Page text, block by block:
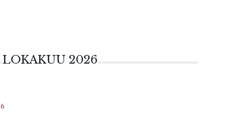
LOKAKUU 2026